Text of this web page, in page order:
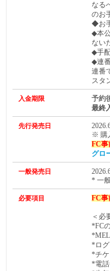
なる
のお
◆お
◆本
ない
◆手
◆連
連番
スタ
入金期限 予約
最終
先行発売日
※ 購
FC事
グロ
一般発売日
* 一
必要項目 FC事
＜必
*FC
*ロ
*チケ
*電